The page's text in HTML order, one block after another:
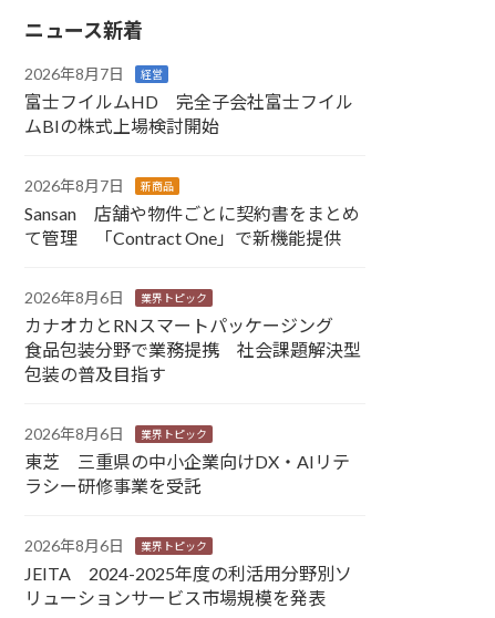
ニュース新着
2026年8月7日 経営
富士フイルムHD 完全子会社富士フイル
ムBIの株式上場検討開始
2026年8月7日 新商品
Sansan 店舗や物件ごとに契約書をまとめ
て管理 「Contract One」で新機能提供
2026年8月6日 業界トピック
カナオカとRNスマートパッケージング
食品包装分野で業務提携 社会課題解決型
包装の普及目指す
2026年8月6日 業界トピック
東芝 三重県の中小企業向けDX・AIリテ
ラシー研修事業を受託
2026年8月6日 業界トピック
JEITA 2024-2025年度の利活用分野別ソ
リューションサービス市場規模を発表